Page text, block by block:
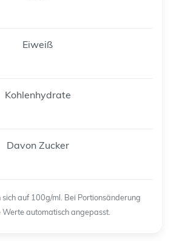
Eiweiß
Kohlenhydrate
Davon Zucker
auf 100g/ml. Bei Portionsänderung
automatisch angepasst.